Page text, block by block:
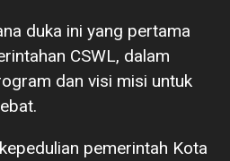
duka ini yang pertama
CSWL, dalam
dan visi misi untuk
pemerintah Kota